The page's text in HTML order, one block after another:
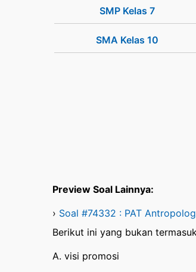
SMP Kelas 7
SMA Kelas 10
Preview Soal Lainnya:
› Soal #74332 : PAT
Berikut ini yang bukan
A. visi promosi